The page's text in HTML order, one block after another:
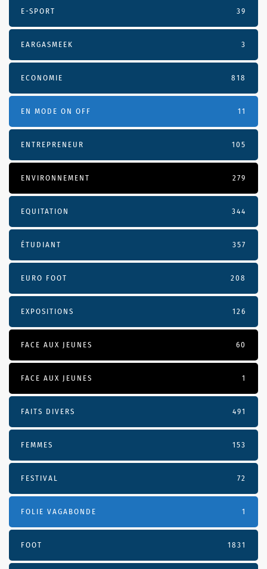
E-SPORT 39
EARGASMEEK 3
ECONOMIE 818
EN MODE ON OFF 11
ENTREPRENEUR 105
ENVIRONNEMENT 279
EQUITATION 344
ÉTUDIANT 357
EURO FOOT 208
EXPOSITIONS 126
FACE AUX JEUNES 60
FACE AUX JEUNES 1
FAITS DIVERS 491
FEMMES 153
FESTIVAL 72
FOLIE VAGABONDE 1
FOOT 1831